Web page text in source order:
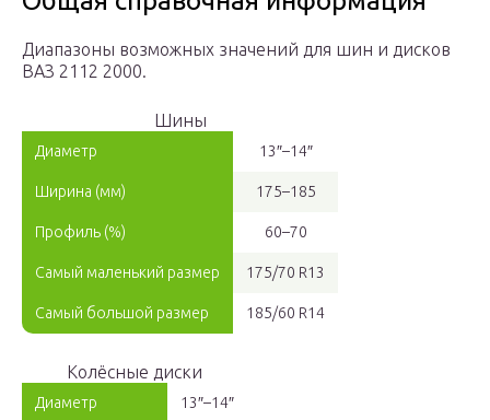
Диапазоны возможных значений для шин и дисков
ВАЗ 2112 2000.
Шины
Диаметр 13″–14″
Ширина (мм) 175–185
Профиль (%) 60–70
Самый маленький размер 175/70 R13
Самый большой размер 185/60 R14
Колёсные диски
Диаметр 13″–14″